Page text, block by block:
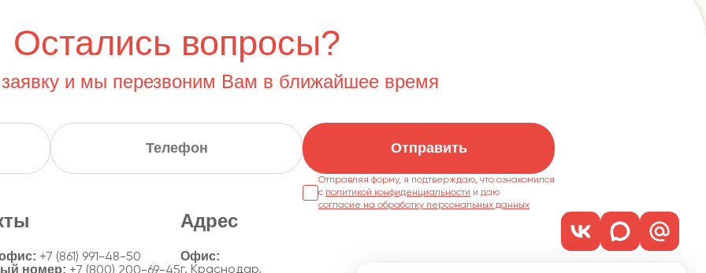
Остались вопросы?
заявку и мы перезвоним Вам в ближайшее время
Отправить
Отправляя форму, я подтверждаю, что ознакомился
с политикой конфиденциальности
согласие на обработку персональных данных
+7 (861) 991-48-50
номер:
Адрес
г. Краснодар,